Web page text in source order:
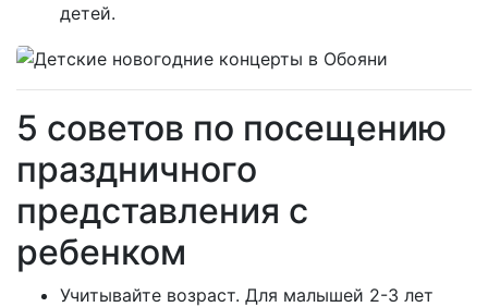
детей.
5 советов по посещению
праздничного
представления с
ребенком
Учитывайте возраст. Для малышей 2-3 лет